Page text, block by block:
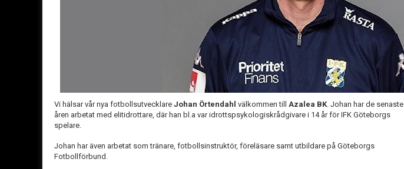
Vi hälsar vår nya fotbollsutvecklare Johan Örtendahl välkommen till Azalea BK. Johan har de senaste
åren arbetat med elitidrottare, där han bl.a var idrottspsykologiskrådgivare i 14 år för IFK Göteborgs
spelare.
Johan har även arbetat som tränare, fotbollsinstruktör, föreläsare samt utbildare på Göteborgs
Fotbollförbund.